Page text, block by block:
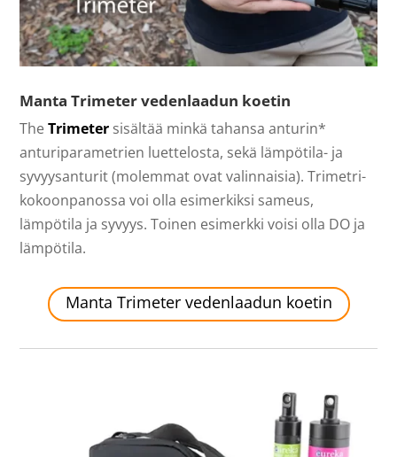
Manta Trimeter vedenlaadun koetin
TheTrimeter sisältää minkä tahansa anturin*
anturiparametrien luettelosta, sekä lämpötila- ja
syvyysanturit (molemmat ovat valinnaisia). Trimetri-
kokoonpanossa voi olla esimerkiksi sameus,
lämpötila ja syvyys. Toinen esimerkki voisi olla DO ja
lämpötila.
Manta Trimeter vedenlaadun koetin